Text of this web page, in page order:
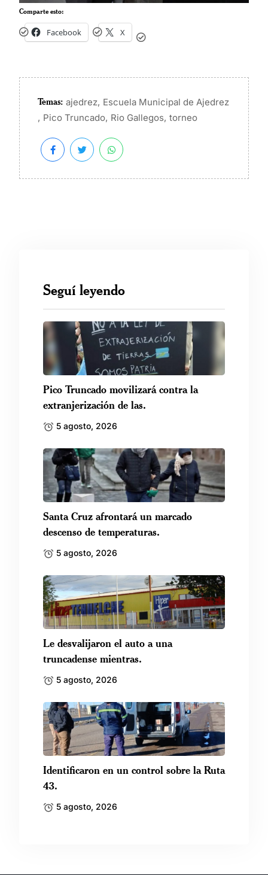
Comparte esto:
Facebook X
Temas: ajedrez, Escuela Municipal de Ajedrez
, Pico Truncado, Rio Gallegos, torneo
Seguí leyendo
Pico Truncado movilizará contra la
extranjerización de las.
5 agosto, 2026
Santa Cruz afrontará un marcado
descenso de temperaturas.
5 agosto, 2026
Le desvalijaron el auto a una
truncadense mientras.
5 agosto, 2026
Identificaron en un control sobre la Ruta
43.
5 agosto, 2026